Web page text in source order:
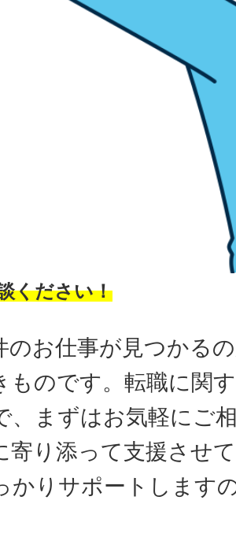
ください！
のお仕事が見つかる
ものです。転職に関
、まずはお気軽にご
寄り添って支援させ
かりサポートします